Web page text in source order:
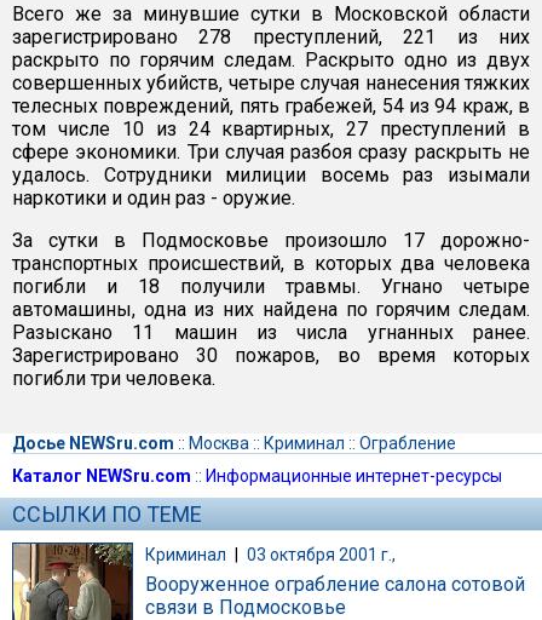
Всего же за минувшие сутки в Московской области
зарегистрировано 278 преступлений, 221 из них
раскрыто по горячим следам. Раскрыто одно из двух
совершенных убийств, четыре случая нанесения тяжких
телесных повреждений, пять грабежей, 54 из 94 краж, в
том числе 10 из 24 квартирных, 27 преступлений в
сфере экономики. Три случая разбоя сразу раскрыть не
удалось. Сотрудники милиции восемь раз изымали
наркотики и один раз - оружие.
За сутки в Подмосковье произошло 17 дорожно-
транспортных происшествий, в которых два человека
погибли и 18 получили травмы. Угнано четыре
автомашины, одна из них найдена по горячим следам.
Разыскано 11 машин из числа угнанных ранее.
Зарегистрировано 30 пожаров, во время которых
погибли три человека.
Досье NEWSru.com :: Москва :: Криминал :: Ограбление
Каталог NEWSru.com :: Информационные интернет-ресурсы
ССЫЛКИ ПО ТЕМЕ
Криминал | 03 октября 2001 г.,
Вооруженное ограбление салона сотовой
связи в Подмосковье